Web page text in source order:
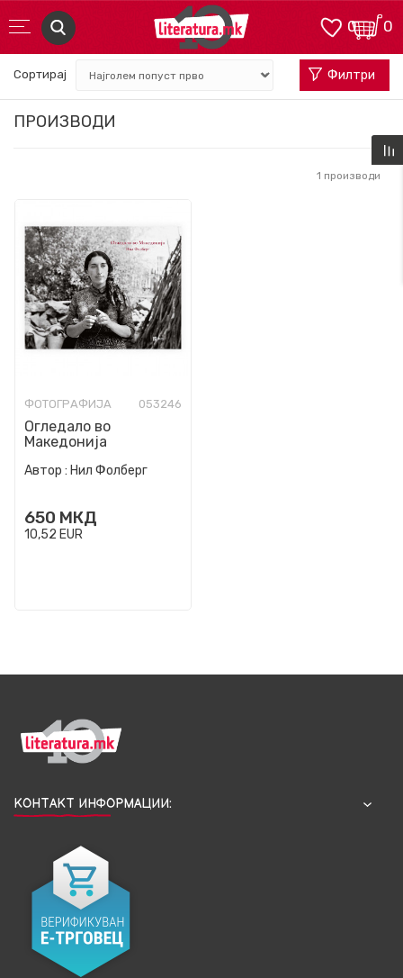
0
0
ПРОИЗВОДИ
Сортирај Филтри
1 производи
ФОТОГРАФИЈА 053246
Огледало во
Македонија
Автор : Нил Фолберг
650 МКД
10,52 EUR
КОНТАКТ ИНФОРМАЦИИ: